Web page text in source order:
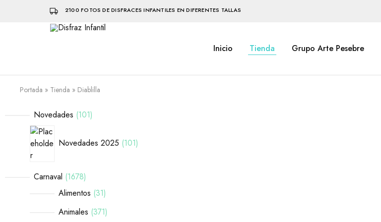
2100 FOTOS DE DISFRACES INFANTILES EN DIFERENTES TALLAS
hacen
la
Inicio Tienda Grupo Arte Pesebre
Portada » Tienda » Diablilla
Novedades 101
Novedades 2025 101
Carnaval 1678
Alimentos 31
Animales 371